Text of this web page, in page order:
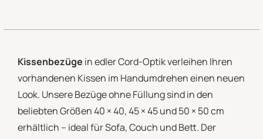
Kissenbezüge in edler Cord-Optik verleihen Ihren
vorhandenen Kissen im Handumdrehen einen neuen
Look. Unsere Bezüge ohne Füllung sind in den
beliebten Größen 40 × 40, 45 × 45 und 50 × 50 cm
erhältlich – ideal für Sofa, Couch und Bett. Der